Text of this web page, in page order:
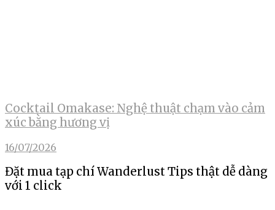
Cocktail Omakase: Nghệ thuật chạm vào cảm
xúc bằng hương vị
16/07/2026
Đặt mua tạp chí Wanderlust Tips thật dễ dàng
với 1 click